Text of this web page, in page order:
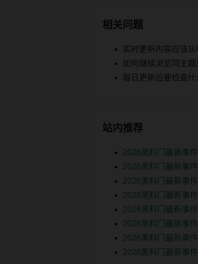
相关问题
实时更新内容应该
如何继续浏览同主
每日更新后要检查
站内推荐
2026黑料门最新事
2026黑料门最新事
2026黑料门最新事
2026黑料门最新事
2026黑料门最新事
2026黑料门最新事
2026黑料门最新事
2026黑料门最新事